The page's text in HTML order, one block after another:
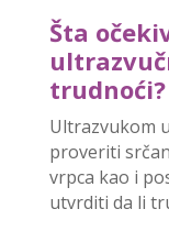
Šta
trudnoći?
Ultrazvukom
proveriti
vrpca kao i
utvrditi da li